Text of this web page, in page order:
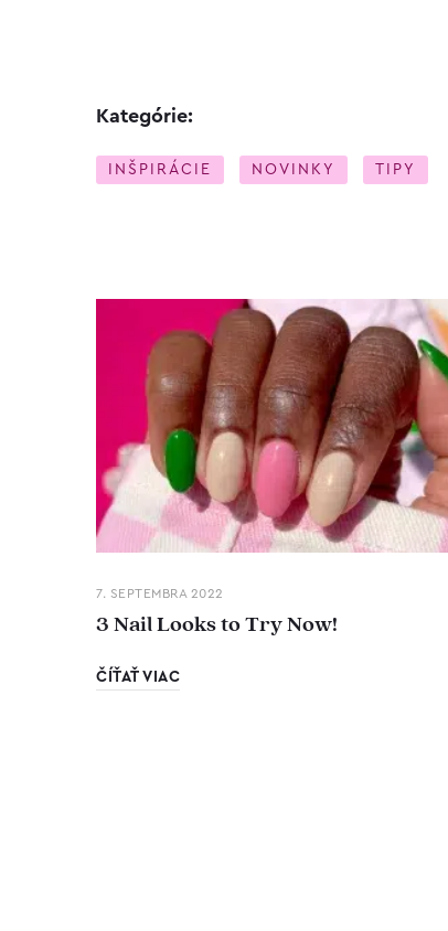
Kategórie:
INŠPIRÁCIE NOVINKY TIPY
7. SEPTEMBRA 2022
3 Nail Looks to Try Now!
ČÍŤAŤ VIAC